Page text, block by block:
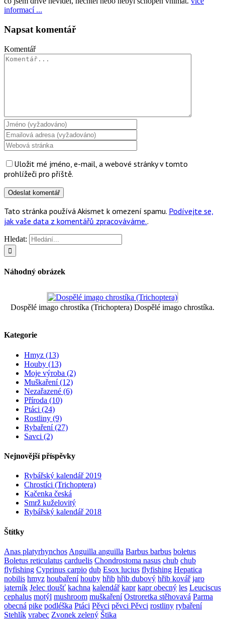
informací ...
Napsat komentář
Komentář
Uložit mé jméno, e-mail, a webové stránky v tomto
prohlížeči pro příště.
Tato stránka používá Akismet k omezení spamu. Podívejte se,
jak vaše data z komentářů zpracováváme..
Hledat:
Náhodný obrázek
Dospělé imago chrostíka (Trichoptera) Dospělé imago chrostíka.
Kategorie
Hmyz (13)
Houby (13)
Moje výroba (2)
Muškaření (12)
Nezařazené (6)
Příroda (10)
Ptáci (24)
Rostliny (9)
Rybaření (27)
Savci (2)
Nejnovější příspěvky
Rybářský kalendář 2019
Chrostíci (Trichoptera)
Kačenka česká
Smrž kuželovitý
Rybářský kalendář 2018
Štítky
Anas platyrhynchos Anguilla anguilla Barbus barbus boletus
Boletus reticulatus carduelis Chondrostoma nasus chub chub
flyfishing Cyprinus carpio dub Esox lucius flyfishing Hepatica
nobilis hmyz houbaření houby hřib hřib dubový hřib kovář jaro
jaterník Jelec tloušť kachna kalendář kapr kapr obecný les Leuciscus
cephalus motýl mushroom muškaření Ostroretka stěhovavá Parma
obecná pike podléška Ptáci Pěvci pěvci Pěvci rostliny rybaření
Stehlík vrabec Zvonek zelený Štika